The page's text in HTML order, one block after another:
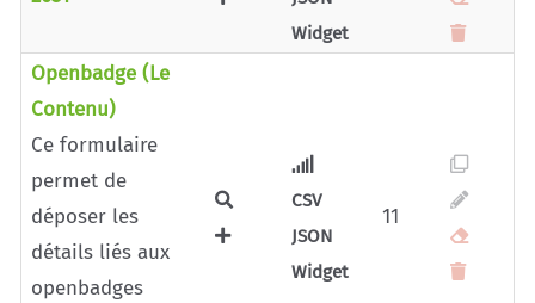
Widget
Openbadge (le
Contenu)
Ce formulaire
permet de
déposer les
détails liés aux
openbadges
CSV
JSON
Widget
11